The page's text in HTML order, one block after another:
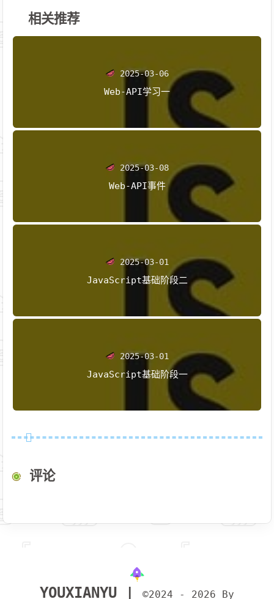
相关推荐
2025-03-06
Web-API学习一
2025-03-08
Web-API事件
2025-03-01
JavaScript基础阶段二
2025-03-01
JavaScript基础阶段一
评论
YOUXIANYU | ©2024 - 2026 By